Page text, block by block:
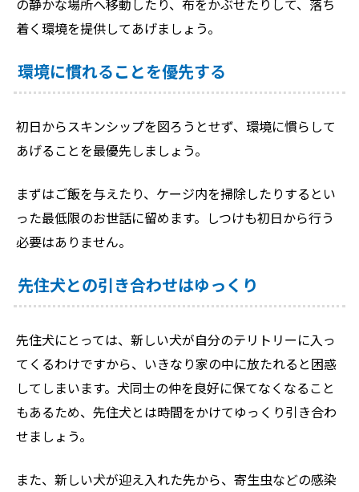
の静かな場所へ移動したり、布をかぶせたりして、落ち
着く環境を提供してあげましょう。
環境に慣れることを優先する
初日からスキンシップを図ろうとせず、環境に慣らして
あげることを最優先しましょう。
まずはご飯を与えたり、ケージ内を掃除したりするとい
った最低限のお世話に留めます。しつけも初日から行う
必要はありません。
先住犬との引き合わせはゆっくり
先住犬にとっては、新しい犬が自分のテリトリーに入っ
てくるわけですから、いきなり家の中に放たれると困惑
してしまいます。犬同士の仲を良好に保てなくなること
もあるため、先住犬とは時間をかけてゆっくり引き合わ
せましょう。
また、新しい犬が迎え入れた先から、寄生虫などの感染